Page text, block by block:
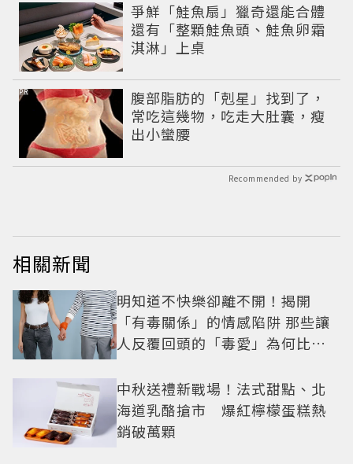
爭鮮「鮭魚扇」獵奇還能合體
還有「整顆鮭魚頭、鮭魚卵霜
淇淋」上桌
腹部脂肪的「剋星」找到了，
常吃這幾物，吃走大肚囊，瘦
出小蠻腰
PR
Recommended by
相關新聞
明知道不快樂卻離不開！揭開
「有毒關係」的情感陷阱 那些讓
人反覆回頭的「毒愛」為何比菸
中秋送禮新戰場！法式甜點、北
海道乳酪搶市 爆紅檸檬蛋糕熱
銷破萬顆